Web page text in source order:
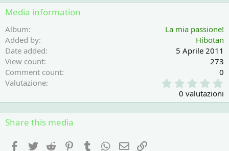
Media information
Album
La mia passione!
Added by
Hibotan
Date added
5 Aprile 2011
View count
273
Comment count
0
Valutazione
0
0
0 valutazioni
Share this media
Facebook
Twitter Reddit PinterestTumblr WhatsApp
e-mail